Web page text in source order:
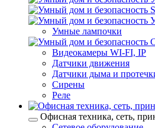
Умные лампочки
Видеокамеры WI-FI, IP
Датчики движения
Датчики дыма и
Сирены
Реле
Офисная техника, cеть,